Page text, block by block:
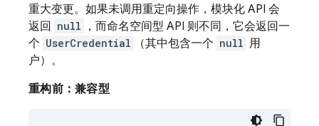
重大变更。如果未调用重定向操作，模块化 API 会
返回
null
，而命名空间型 API 则不同，它会返回一
个 UserCredential （其中包含一个 null 用
户）。
重构前：兼容型